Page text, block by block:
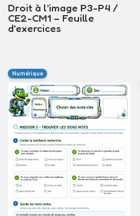
Droit à l’image P3-P4 /
CE2-CM1 – Feuille
d’exercices
Numérique